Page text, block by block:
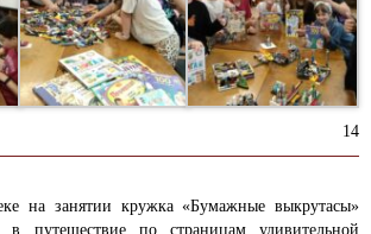
14
на занятии кружка «Бумажные выкрутасы»
в путешествие по страницам удивительной